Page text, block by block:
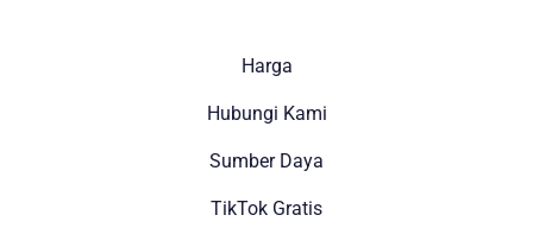
Harga
Hubungi Kami
Sumber Daya
TikTok Gratis